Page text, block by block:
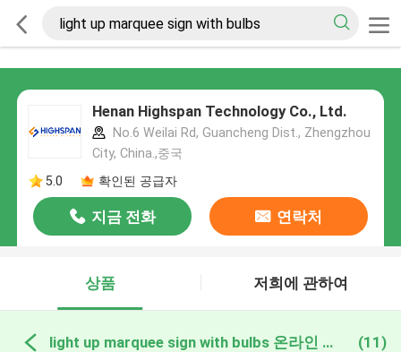
Henan Highspan Technology Co., Ltd.
No.6 Weilai Rd, Guancheng Dist., Zhengzhou
City, China.,중국
5.0
확인된 공급자
지금 전화 연락처
상품 저희에 관하여
light up marquee sign with bulbs 온라인 제조 (11)